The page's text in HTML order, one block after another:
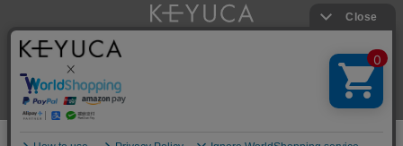
Copyright © KAWAJUN Co., Ltd. All Rights Reserved.